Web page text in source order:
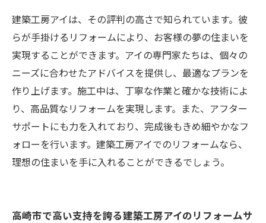
ームサービス
建築工房アイは、その評判の高さで知られています。彼
らが手掛けるリフォームにより、お客様の夢の住まいを
実現することができます。アイの専門家たちは、個々の
ニーズに合わせたアドバイスを提供し、最適なプランを
作り上げます。施工中は、丁寧な作業と確かな技術によ
り、高品質なリフォームを実現します。また、アフター
サポートにも力を入れており、完成後もきめ細やかなフ
ォローを行います。建築工房アイでのリフォームなら、
理想の住まいを手に入れることができるでしょう。
高崎市で高い支持を誇る建築工房アイのリフォームサ